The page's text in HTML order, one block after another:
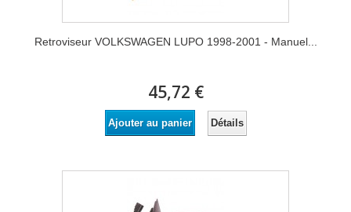
Retroviseur VOLKSWAGEN LUPO 1998-2001 - Manuel...
45,72 €
Ajouter au panier Détails